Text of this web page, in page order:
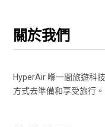
關於我們
HyperAir 喺一間旅遊科
方式去準備和享受旅行。